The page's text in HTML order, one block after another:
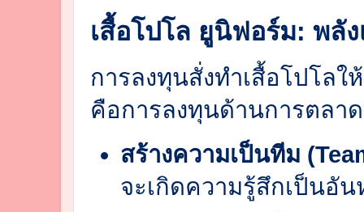
เสื้อโปโล ยูนิฟอร์ม: พลั
การลงทุนสั่งทำเสื้อโปโล
คือการลงทุนด้านการตลา
สร้างความเป็นทีม
จะเกิดความรู้สึกเป็นอั